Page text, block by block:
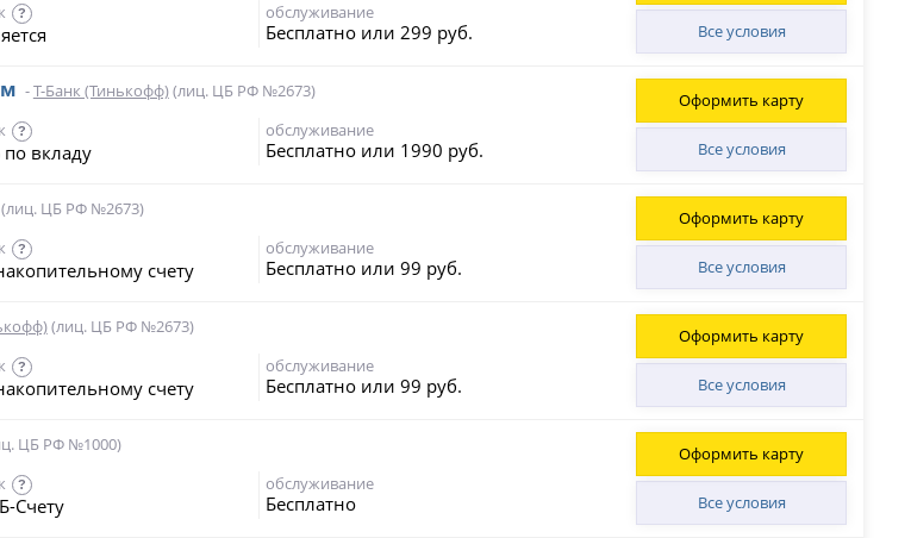
? обслуживание
Бесплатно или 299 руб. Все условия
-Т-Банк (Тинькофф)(лиц. ЦБ РФ №2673)
?
вкладу
обслуживание
Бесплатно или 1990 руб. Все условия
Оформить карту
ЦБ РФ №2673)
?
счету
обслуживание
Бесплатно или 99 руб. Все условия
Оформить карту
(лиц. ЦБ РФ №2673)
?
счету
обслуживание
Бесплатно или 99 руб. Все условия
Оформить карту
ЦБ РФ №1000)
?
Счету
обслуживание
Бесплатно Все условия
Оформить карту